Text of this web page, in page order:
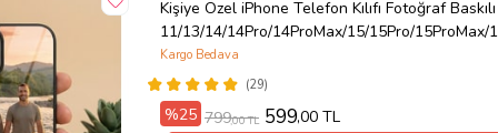
Ürün Kodu:
kcm23285928
Kişiye Özel iPhone Telefon Kılıfı Fotoğraf Baskılı
11/13/14/14Pro/14ProMax/15/15Pro/
(29)
Kargo Bedava
%25 799,00 TL 599,00 TL